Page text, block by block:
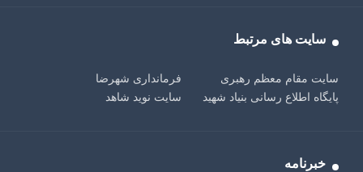
سایت های مرتبط
سایت مقام معظم رهبری
فرمانداری شهرضا
پایگاه اطلاع رسانی بنیاد شهید
سایت نوید شاهد
خبرنامه